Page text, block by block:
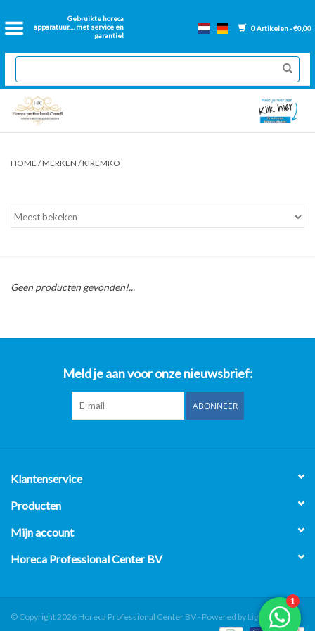
Gebruikte horeca
apparatuur.... met service en
garantie!
0 Artikelen - €0,00
Home
2dehands Horeca
Nieuwe apparatuur
Onderdelen bakwanden
Over ons
HOME /MERKEN /KIREMKO
Geen producten gevonden!...
Meld je aan voor onze nieuwsbrief:
ABONNEER
Klantenservice
Producten
Mijn account
Horeca Professional Center BV
© Copyright 2026 Horeca Professional Center BV - Powered by Lightspeed